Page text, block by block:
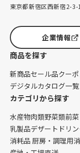
東京都新宿区西新宿2-
企業情報
商品を探す
新商品セール品クー
デジタルカタログ一覧
カテゴリから探す
水産物肉類野菜類前
乳製品デザート ドリ
消耗品 厨房・調理用